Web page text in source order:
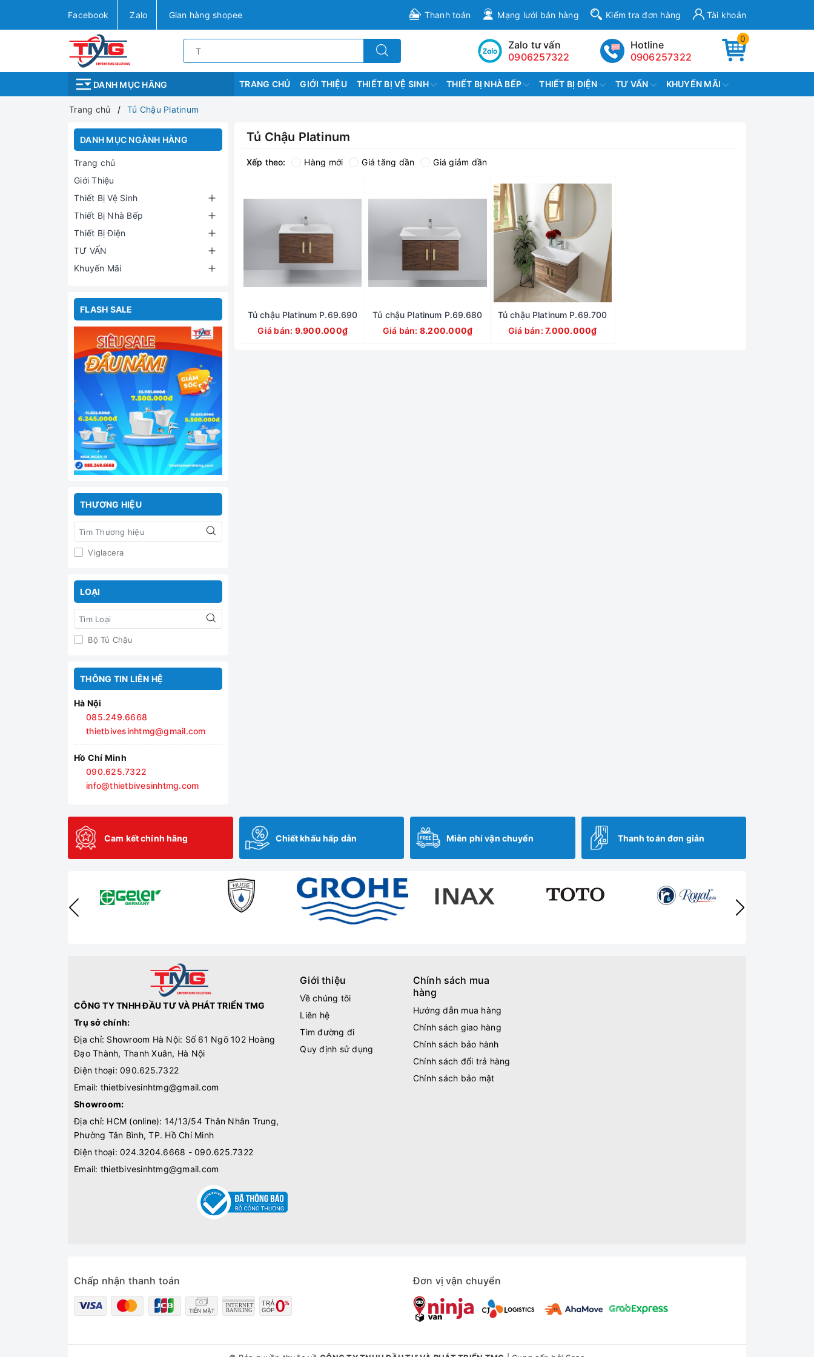
Facebook Zalo Gian hàng shopee Thanh toán Mạng lưới bán hàng Kiểm tra đơn hàng Tài khoản
0
Hotline
0906257322
Zalo tư vấn
0906257322
DANH MỤC HÃNG TRANG CHỦ GIỚI THIỆU THIẾT BỊ VỆ SINH THIẾT BỊ NHÀ BẾP THIẾT BỊ ĐIỆN TƯ VẤN KHUYẾN MÃI
Trang chủ Tủ Chậu Platinum
DANH MỤC NGÀNH HÀNG
Trang chủ
Giới Thiệu
Thiết Bị Vệ Sinh
Thiết Bị Nhà Bếp
Thiết Bị Điện
TƯ VẤN
Khuyến Mãi
FLASH SALE
THƯƠNG HIỆU
Viglacera
LOẠI
Bộ Tủ Chậu
THÔNG TIN LIÊN HỆ
Hà Nội
085.249.6668
thietbivesinhtmg@gmail.com
Hồ Chí Minh
090.625.7322
info@thietbivesinhtmg.com
Tủ Chậu Platinum
Xếp theo: Hàng mới Giá tăng dần Giá giảm dần
Tủ chậu Platinum P.69.690
Giá bán: 9.900.000₫
Tủ chậu Platinum P.69.680
Giá bán: 8.200.000₫
Tủ chậu Platinum P.69.700
Giá bán: 7.000.000₫
Cam kết chính hãng Chiết khấu hấp dẫn Miễn phí vận chuyển Thanh toán đơn giản
CÔNG TY TNHH ĐẦU TƯ VÀ PHÁT TRIỂN TMG
Trụ sở chính:
Địa chỉ: Showroom Hà Nội: Số 61 Ngõ 102 Hoàng
Đạo Thành, Thanh Xuân, Hà Nội
Điện thoại: 090.625.7322
Email: thietbivesinhtmg@gmail.com
Showroom:
Địa chỉ: HCM (online): 14/13/54 Thân Nhân Trung,
Phường Tân Bình, TP. Hồ Chí Minh
Điện thoại: 024.3204.6668 - 090.625.7322
Email: thietbivesinhtmg@gmail.com
Giới thiệu
Về chúng tôi
Liên hệ
Tìm đường đi
Quy định sử dụng
Chính sách mua
hàng
Hướng dẫn mua hàng
Chính sách giao hàng
Chính sách bảo hành
Chính sách đổi trả hàng
Chính sách bảo mật
Chấp nhận thanh toán Đơn vị vận chuyển